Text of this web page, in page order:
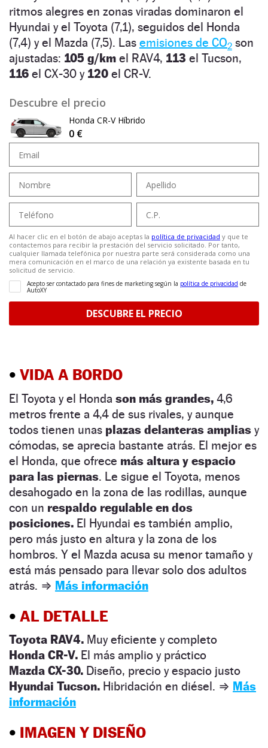
ritmos alegres en zonas viradas dominaron el
Hyundai y el Toyota (7,1), seguidos del Honda
(7,4) y el Mazda (7,5). Las emisiones de CO2 son
ajustadas: 105 g/km el RAV4, 113 el Tucson,
116 el CX-30 y 120 el CR-V.
• VIDA A BORDO
El Toyota y el Honda son más grandes, 4,6
metros frente a 4,4 de sus rivales, y aunque
todos tienen unas plazas delanteras amplias y
cómodas, se aprecia bastante atrás. El mejor es
el Honda, que ofrece más altura y espacio
para las piernas. Le sigue el Toyota, menos
desahogado en la zona de las rodillas, aunque
con un respaldo regulable en dos
posiciones. El Hyundai es también amplio,
pero más justo en altura y la zona de los
hombros. Y el Mazda acusa su menor tamaño y
está más pensado para llevar solo dos adultos
atrás. ⇒ Más información
• AL DETALLE
Toyota RAV4. Muy eficiente y completo
Honda CR-V. El más amplio y práctico
Mazda CX-30. Diseño, precio y espacio justo
Hyundai Tucson. Hibridación en diésel. ⇒ Más
información
• IMAGEN Y DISEÑO